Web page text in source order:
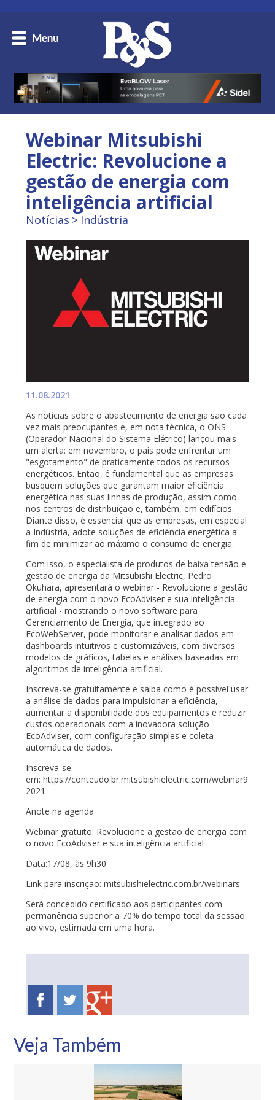
Webinar Mitsubishi
Electric: Revolucione a
gestão de energia com
inteligência artificial
Notícias Indústria
11.08.2021
As notícias sobre o abastecimento de energia são cada
vez mais preocupantes e, em nota técnica, o ONS
(Operador Nacional do Sistema Elétrico) lançou mais
um alerta: em novembro, o país pode enfrentar um
"esgotamento" de praticamente todos os recursos
energéticos. Então, é fundamental que as empresas
busquem soluções que garantam maior eficiência
energética nas suas linhas de produção, assim como
nos centros de distribuição e, também, em edifícios.
Diante disso, é essencial que as empresas, em especial
a Indústria, adote soluções de eficiência energética a
fim de minimizar ao máximo o consumo de energia.
Com isso, o especialista de produtos de baixa tensão e
gestão de energia da Mitsubishi Electric, Pedro
Okuhara, apresentará o webinar - Revolucione a gestão
de energia com o novo EcoAdviser e sua inteligência
artificial - mostrando o novo software para
Gerenciamento de Energia, que integrado ao
EcoWebServer, pode monitorar e analisar dados em
dashboards intuitivos e customizáveis, com diversos
modelos de gráficos, tabelas e análises baseadas em
algoritmos de inteligência artificial.
Inscreva-se gratuitamente e saiba como é possível usar
a análise de dados para impulsionar a eficiência,
aumentar a disponibilidade dos equipamentos e reduzir
custos operacionais com a inovadora solução
EcoAdviser, com configuração simples e coleta
automática de dados.
Inscreva-se
em: https://conteudo.br.mitsubishielectric.com/webinar9-
2021
Anote na agenda
Webinar gratuito: Revolucione a gestão de energia com
o novo EcoAdviser e sua inteligência artificial
Data:17/08, às 9h30
Link para inscrição: mitsubishielectric.com.br/webinars
Será concedido certificado aos participantes com
permanência superior a 70% do tempo total da sessão
ao vivo, estimada em uma hora.
Veja Também